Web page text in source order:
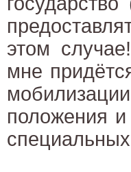
этом
мне
положения